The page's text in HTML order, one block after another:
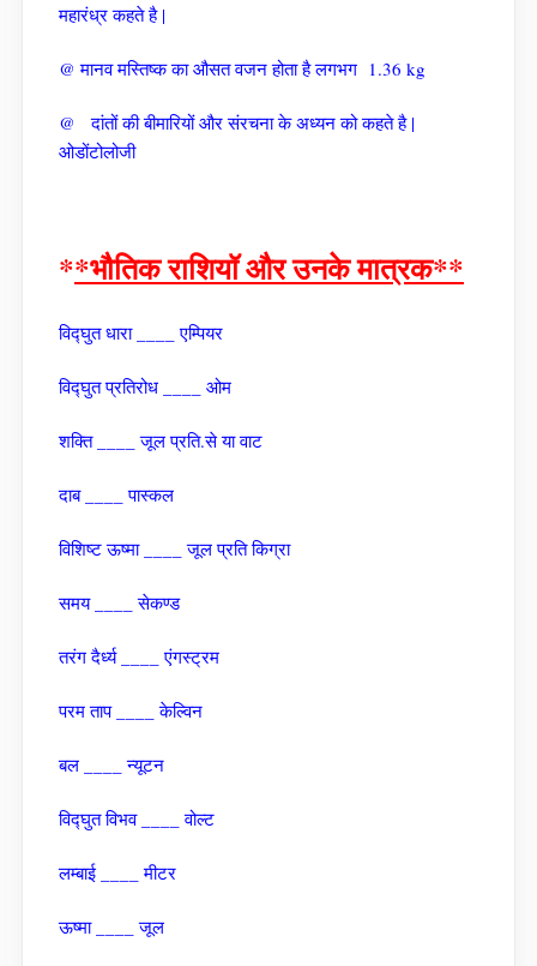
महारंध्र कहते है |
@ मानव मस्तिष्क का औसत वजन होता है लगभग 1.36 kg
@ दांतों की बीमारियों और संरचना के अध्यन को कहते है |
ओडोंटोलोजी
**भौतिक राशियॉ और उनके मात्रक**
विद्घुत धारा ____ एम्पियर
विद्घुत प्रतिरोध ____ ओम
शक्‍ति ____ जूल प्रति.से या वाट
दाब ____ पास्‍कल
विशिष्‍ट ऊष्‍मा ____ जूल प्रति किग्रा
समय ____ सेकण्‍ड
तरंग दैर्ध्य ____ एंगस्‍ट्रम
परम ताप ____ केल्विन
बल ____ न्‍यूटन
विद्घुत विभव ____ वोल्‍ट
लम्‍बाई ____ मीटर
ऊष्‍मा ____ जूल